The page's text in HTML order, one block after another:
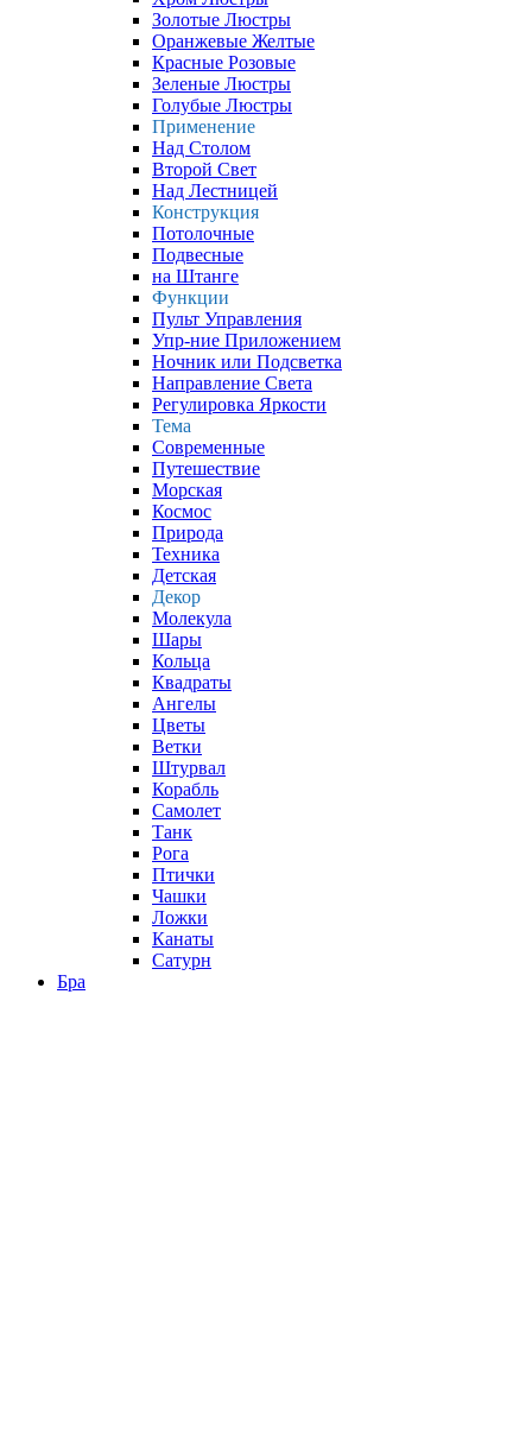
Золотые Люстры
Оранжевые Желтые
Красные Розовые
Зеленые Люстры
Голубые Люстры
Применение
Над Столом
Второй Свет
Над Лестницей
Конструкция
Потолочные
Подвесные
на Штанге
Функции
Пульт Управления
Упр-ние Приложением
Ночник или Подсветка
Направление Света
Регулировка Яркости
Тема
Современные
Путешествие
Морская
Космос
Природа
Техника
Детская
Декор
Молекула
Шары
Кольца
Квадраты
Ангелы
Цветы
Ветки
Штурвал
Корабль
Самолет
Танк
Рога
Птички
Чашки
Ложки
Канаты
Сатурн
Бра